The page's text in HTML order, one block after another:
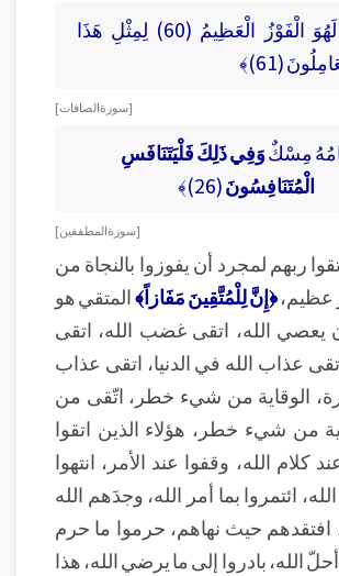
﴿ إِنَّ هَذَا لَهُوَ الْفَوْزُ الْعَظِيمُ (60) لِمِثْلِ هَذَا
(61)﴾
[ سورة الصافات ]
مِسْكٌوَفِي ذَلِكَ فَلْيَتَنَافَسِ
الْمُتَنَافِسُونَ(26)﴾
[ سورة المطففين ]
ربهم لمجرد أن يفوزوا بالنجاة من
عظيم،﴿إِنَّ لِلْمُتَّقِينَ مَفَازاً﴾المتقي هو
يعصي الله، اتقى غضب الله، اتقى
عذاب الله في الدنيا، اتقى عذاب
الوقاية من شيء خطر، اتّقى من
من شيء خطر، هؤلاء الذين اتقوا
كلام الله، وقفوا عند الأمر، انتهوا
ائتمروا بما أمر الله، وجدَهم الله
حيث نهاهم، حرموا ما حرم
أحلّ الله، بادروا إلى ما يرضي الله، هذا